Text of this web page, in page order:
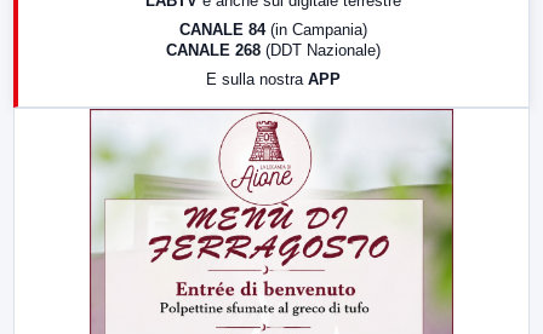
CANALE 84 (in Campania)
CANALE 268 (DDT Nazionale)
E sulla nostra APP